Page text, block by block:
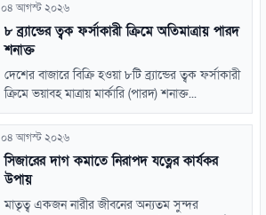
০৪ আগস্ট ২০২৬
৮ ব্র্যান্ডের ত্বক ফর্সাকারী ক্রিমে অতিমাত্রায় পারদ
শনাক্ত
দেশের বাজারে বিক্রি হওয়া ৮টি ব্র্যান্ডের ত্বক ফর্সাকারী
ক্রিমে ভয়াবহ মাত্রায় মার্কারি (পারদ) শনাক্ত...
০৪ আগস্ট ২০২৬
সিজারের দাগ কমাতে নিরাপদ যত্নের কার্যকর
উপায়
মাতৃত্ব একজন নারীর জীবনের অন্যতম সুন্দর